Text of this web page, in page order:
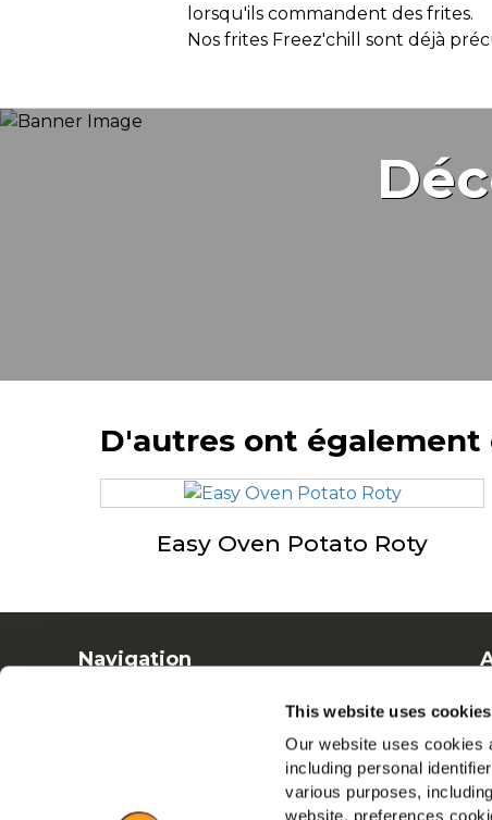
This website uses cookies
Our website uses cookies
including personal
various purposes,
website, preferences
lorsqu'ils commandent des frites.
Nos frites Freez'chill sont déjà
D'autres ont également
Easy Oven Potato Roty
Navigation
Téléchargements